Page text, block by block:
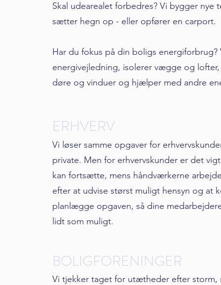
Skal udearealet forbedres? Vi bygger nye
sætter hegn op - eller opfører en carport.
Har du fokus på din boligs energiforbrug?
energivejledning, isolerer vægge og
døre og vinduer og hjælper med andre
ERHVERV
Vi løser samme opgaver for
private. Men for erhvervskunder er det
kan fortsætte, mens håndværkerne
efter at udvise størst muligt hensyn og at
planlægge opgaven, så dine
lidt som muligt.
BOLIGFORENINGER
Vi tjekker taget for utætheder efter storm,